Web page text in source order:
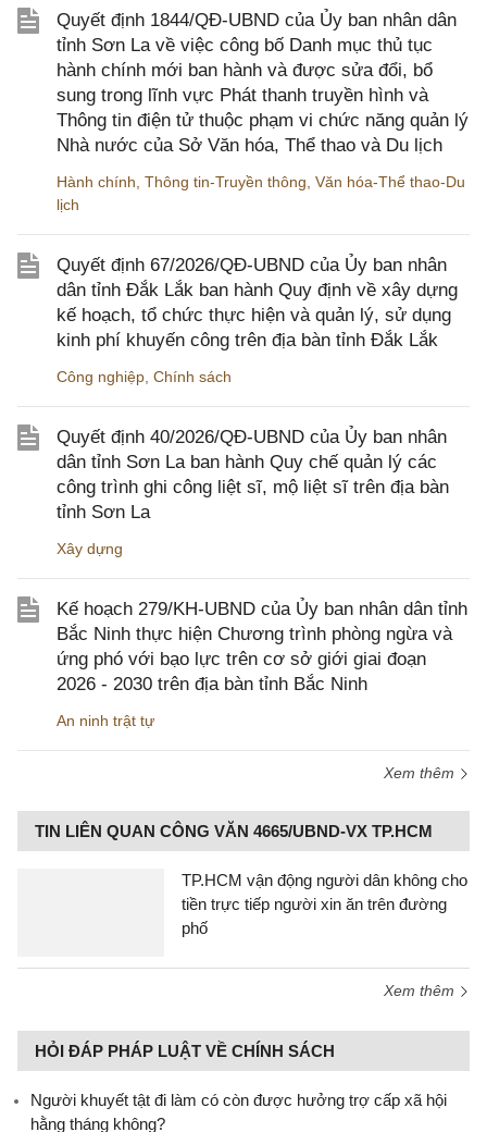
Quyết định 1844/QĐ-UBND của Ủy ban nhân dân
tỉnh Sơn La về việc công bố Danh mục thủ tục
hành chính mới ban hành và được sửa đổi, bổ
sung trong lĩnh vực Phát thanh truyền hình và
Thông tin điện tử thuộc phạm vi chức năng quản lý
Nhà nước của Sở Văn hóa, Thể thao và Du lịch
Hành chính Thông tin-Truyền thông Văn hóa-Thể thao-Du
lịch
Quyết định 67/2026/QĐ-UBND của Ủy ban nhân
dân tỉnh Đắk Lắk ban hành Quy định về xây dựng
kế hoạch, tổ chức thực hiện và quản lý, sử dụng
kinh phí khuyến công trên địa bàn tỉnh Đắk Lắk
Công nghiệp Chính sách
Quyết định 40/2026/QĐ-UBND của Ủy ban nhân
dân tỉnh Sơn La ban hành Quy chế quản lý các
công trình ghi công liệt sĩ, mộ liệt sĩ trên địa bàn
tỉnh Sơn La
Xây dựng
Kế hoạch 279/KH-UBND của Ủy ban nhân dân tỉnh
Bắc Ninh thực hiện Chương trình phòng ngừa và
ứng phó với bạo lực trên cơ sở giới giai đoạn
2026 - 2030 trên địa bàn tỉnh Bắc Ninh
An ninh trật tự
Xem thêm
TIN LIÊN QUAN CÔNG VĂN 4665/UBND-VX TP.HCM
TP.HCM vận động người dân không cho
tiền trực tiếp người xin ăn trên đường
phố
Xem thêm
HỎI ĐÁP PHÁP LUẬT VỀ CHÍNH SÁCH
Người khuyết tật đi làm có còn được hưởng trợ cấp xã hội
hằng tháng không?